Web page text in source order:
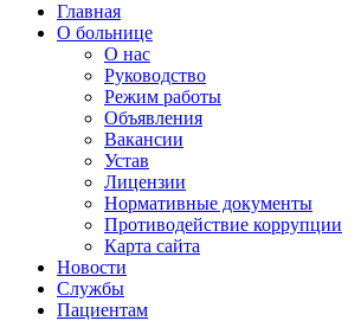
Главная
О больнице
О нас
Руководство
Режим работы
Объявления
Вакансии
Устав
Лицензии
Нормативные документы
Противодействие коррупции
Карта сайта
Новости
Службы
Пациентам